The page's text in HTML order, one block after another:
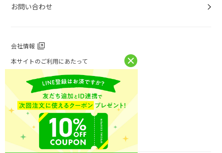
お問い合わせ
会社情報
本サイトのご利用にあたって
個人情報保護方針
個人情報取扱について
特定商取引法に基づく表記
お問い合わせ
ニチレイフーズ公式ホームページ